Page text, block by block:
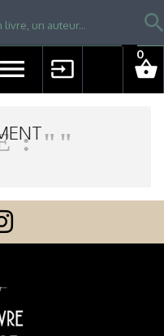
menu input shopping_basket
0
: " "